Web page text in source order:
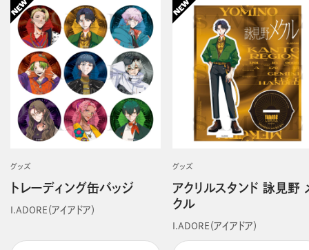
グッズ
トレーディング缶バッジ
I.ADORE（アイアドア）
グッズ
アクリルスタンド 詠見野
クル
I.ADORE（アイアドア）